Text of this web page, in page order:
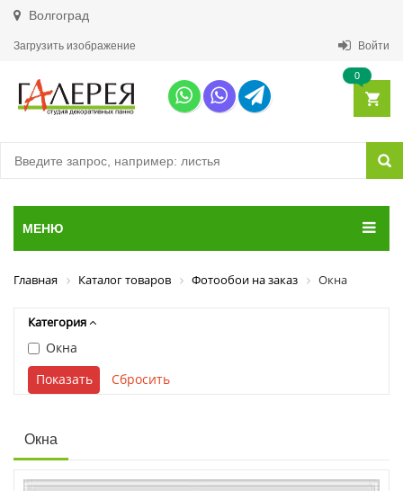
Волгоград
Загрузить изображение Войти
0
МЕНЮ
Главная Каталог товаров Фотообои на заказ Окна
Категория
Окна
Окна